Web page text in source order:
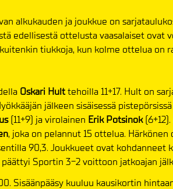
alkukauden ja joukkue on
edellisestä ottelusta vaasalaiset ovat
tiukkoja, kun kolme ottelua on
Oskari Hulttehoilla 11+17. Hult on
jälkeen sisäisessä
(11+9) ja virolainen Erik Potsinok
, joka on pelannut 15 ottelua. Härkönen
90,3. Joukkueet ovat kohdanneet
Sportin 3-2 voittoon jatkoajan
Sisäänpääsy kuuluu kausikortin